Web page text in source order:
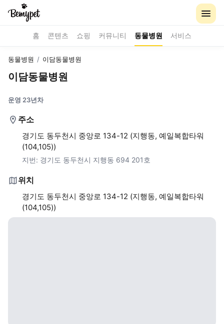
홈 콘텐츠 쇼핑 커뮤니티 동물병원 서비스
동물병원 / 이담동물병원
이담동물병원
운영 23년차
주소
경기도 동두천시 중앙로 134-12 (지행동, 예일복합타워
(104,105))
지번: 경기도 동두천시 지행동 694 201호
위치
경기도 동두천시 중앙로 134-12 (지행동, 예일복합타워
(104,105))